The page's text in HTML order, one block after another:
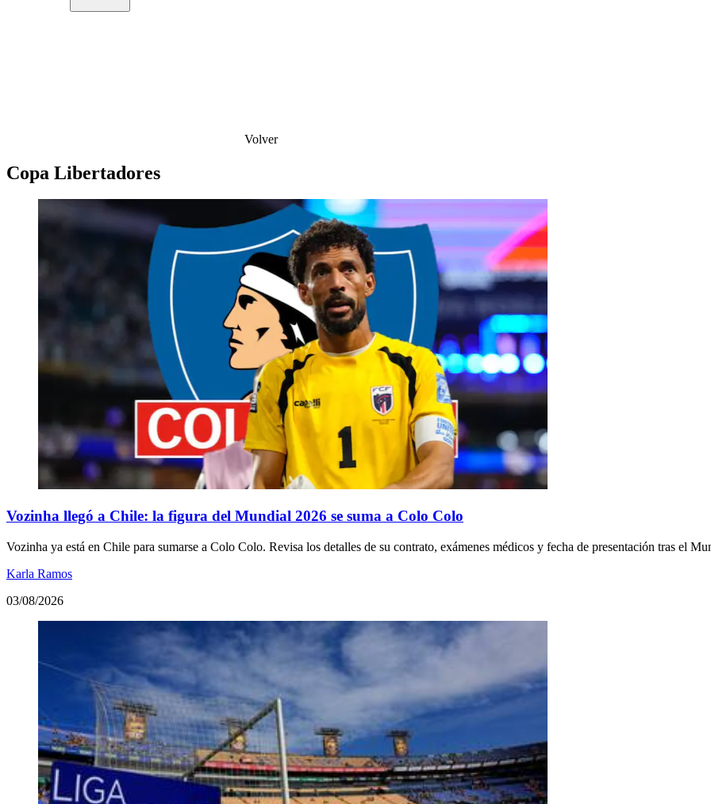
Volver
Copa Libertadores
Vozinha llegó a Chile: la figura del Mundial 2026 se suma a Colo Colo
Vozinha ya está en Chile para sumarse a Colo Colo. Revisa los detalles de su contrato, exámenes médicos y fecha de presentación tras el
Karla Ramos
03/08/2026